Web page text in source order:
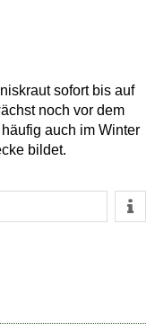
sofort bis auf
noch vor dem
auch im Winter
bildet.